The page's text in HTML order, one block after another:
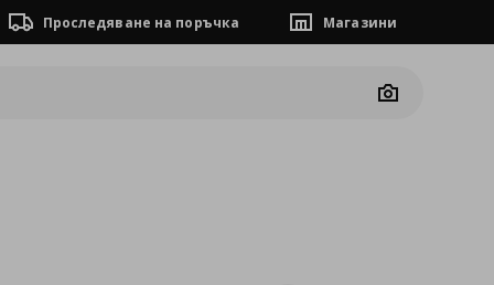
Проследяване на поръчка Магазини
Camera